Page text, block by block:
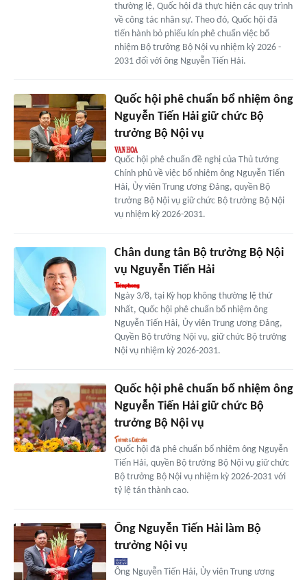
thường lệ, Quốc hội đã thực hiện các quy trình
về công tác nhân sự. Theo đó, Quốc hội đã
tiến hành bỏ phiếu kín phê chuẩn việc bổ
nhiệm Bộ trưởng Bộ Nội vụ nhiệm kỳ 2026 -
2031 đối với ông Nguyễn Tiến Hải.
Quốc hội phê chuẩn bổ nhiệm ông
Nguyễn Tiến Hải giữ chức Bộ
trưởng Bộ Nội vụ
Quốc hội phê chuẩn đề nghị của Thủ tướng
Chính phủ về việc bổ nhiệm ông Nguyễn Tiến
Hải, Ủy viên Trung ương Đảng, quyền Bộ
trưởng Bộ Nội vụ giữ chức Bộ trưởng Bộ Nội
vụ nhiệm kỳ 2026-2031.
Chân dung tân Bộ trưởng Bộ Nội
vụ Nguyễn Tiến Hải
Ngày 3/8, tại Kỳ họp không thường lệ thứ
Nhất, Quốc hội phê chuẩn bổ nhiệm ông
Nguyễn Tiến Hải, Ủy viên Trung ương Đảng,
Quyền Bộ trưởng Nội vụ, giữ chức Bộ trưởng
Nội vụ nhiệm kỳ 2026-2031.
Quốc hội phê chuẩn bổ nhiệm ông
Nguyễn Tiến Hải giữ chức Bộ
trưởng Bộ Nội vụ
Quốc hội đã phê chuẩn bổ nhiệm ông Nguyễn
Tiến Hải, quyền Bộ trưởng Bộ Nội vụ giữ chức
Bộ trưởng Bộ Nội vụ nhiệm kỳ 2026-2031 với
tỷ lệ tán thành cao.
Ông Nguyễn Tiến Hải làm Bộ
trưởng Nội vụ
Ông Nguyễn Tiến Hải, Ủy viên Trung ương